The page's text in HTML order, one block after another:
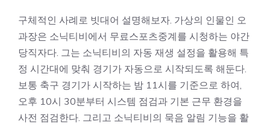
구체적인 사례로 빗대어 설명해보자. 가상의 인물인 오
과장은 소닉티비에서 무료스포츠중계를 시청하는 야간
당직자다. 그는 소닉티비의 자동 재생 설정을 활용해 특
정 시간대에 맞춰 경기가 자동으로 시작되도록 해둔다.
보통 축구 경기가 시작하는 밤 11시를 기준으로 하여,
오후 10시 30분부터 시스템 점검과 기본 근무 환경을
사전 점검한다. 그리고 소닉티비의 묵음 알림 기능을 활